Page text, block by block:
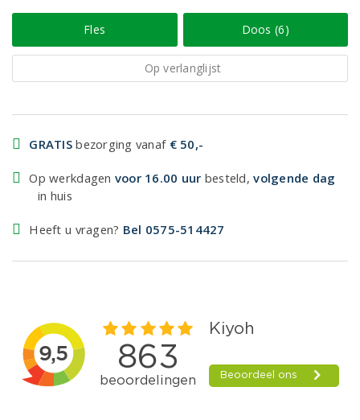
Fles Doos (6)
Op verlanglijst
GRATIS bezorging vanaf € 50,-
Op werkdagen voor 16.00 uur besteld,volgende dag
in huis
Heeft u vragen? Bel 0575-514427